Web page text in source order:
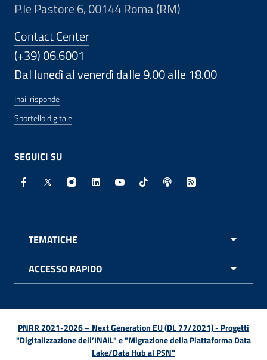
P.le Pastore 6, 00144 Roma (RM)
Contact Center
(+39) 06.6001
Dal lunedì al venerdì dalle 9.00 alle 18.00
Inail risponde
Sportello digitale
SEGUICI SU
Facebook - Sito esterno - Apertura in nuova finestra
X - Sito esterno - Apertura in nuova finestra
Instagram - Sito esterno - Apertura in
Linkedin - Sito esterno - Apertura in
Youtube - Sito esterno -
TikTok - Sito esterno -
Spreaker - Sito
Feed RSS -
TEMATICHE
ACCESSO RAPIDO
PNRR 2021-2026 – Next Generation EU (DL 77/2021) - Progetti
"Digitalizzazione dell’INAIL" e "Migrazione della Piattaforma Data
Lake/Data Hub al PSN"